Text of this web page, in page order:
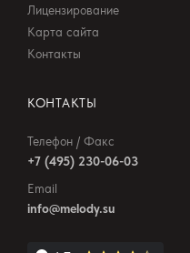
Лицензирование
Карта сайта
Контакты
КОНТАКТЫ
Телефон / Факс
+7 (495) 230-06-03
Email
info@melody.su